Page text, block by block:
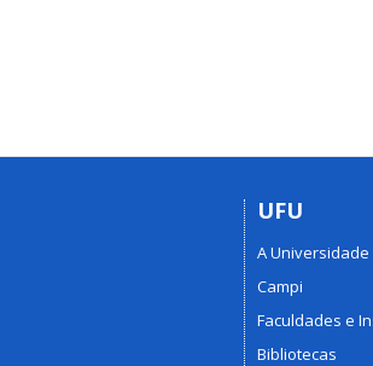
UFU
A Universidade
Campi
Faculdades e
Bibliotecas